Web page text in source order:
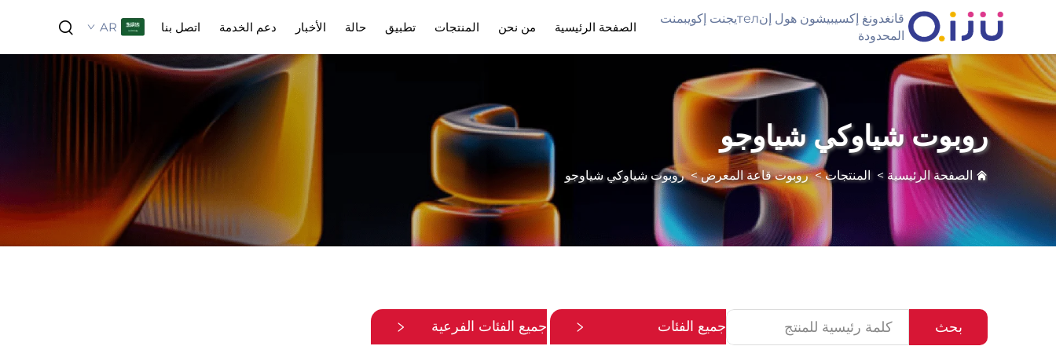
قانغدونغ إكسيبيشون هول إنтелيجنت إكويبمنت
المحدودة
الصفحة الرئيسية من نحن المنتجات تطبيق حالة الأخبار دعم الخدمة اتصل بنا AR
روبوت شياوكي شياوجو
الصفحة الرئيسية >المنتجات>روبوت قاعة المعرض>روبوت شياوكي شياوجو
جميع الفئات جميع الفئات الفرعية بحث